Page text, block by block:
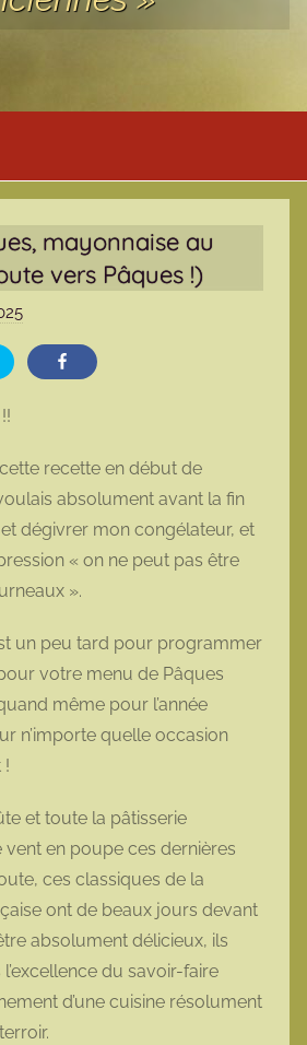
mayonnaise au
vers Pâques !)
r
o
t
t
e
recette en début de
absolument avant la fin
dégivrer mon congélateur, et
« on ne peut pas être
».
un peu tard pour programmer
votre menu de Pâques
même pour l’année
n’importe quelle occasion
!
et toute la pâtisserie
en poupe ces dernières
ces classiques de la
ont de beaux jours devant
absolument délicieux, ils
du savoir-faire
d’une cuisine résolument